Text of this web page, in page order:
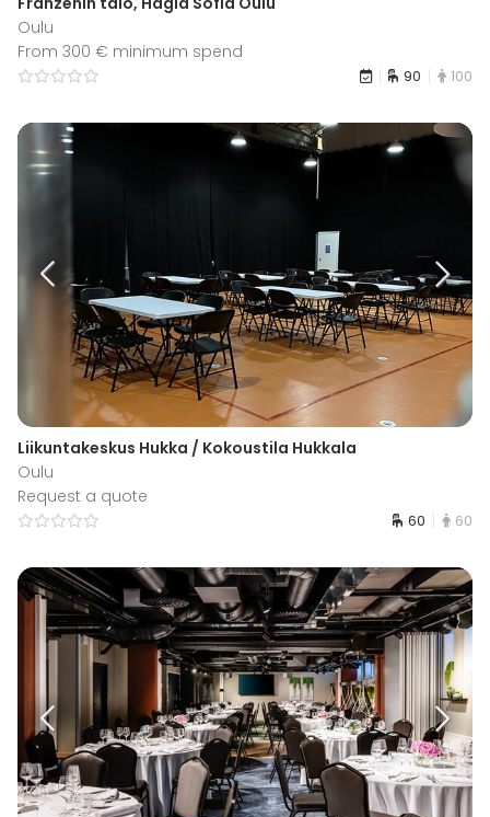
Oulu
From 300 € minimum spend
90 100
Liikuntakeskus Hukka / Kokoustila Hukkala
Oulu
Request a quote
60 60